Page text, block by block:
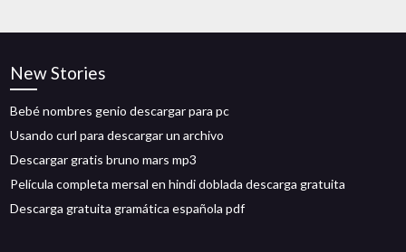
New Stories
Bebé nombres genio descargar para pc
Usando curl para descargar un archivo
Descargar gratis bruno mars mp3
Película completa mersal en hindi doblada descarga gratuita
Descarga gratuita gramática española pdf